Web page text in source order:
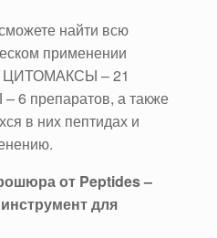
найти всю
применении
ЦИТОМАКСЫ – 21
6 препаратов, а также
в них пептидах и
от Peptides –
для